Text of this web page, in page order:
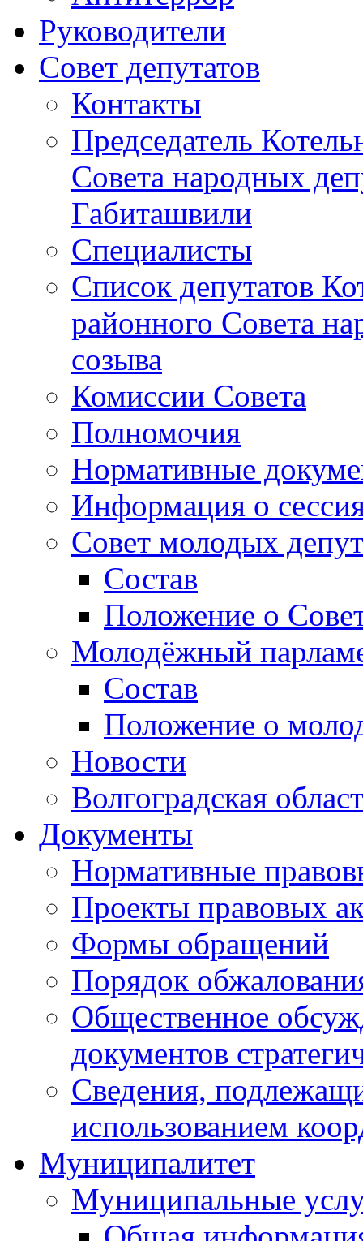
Руководители
Совет депутатов
Контакты
Председатель
Совета народных
Габиташвили
Специалисты
Список депутатов
районного Совета
созыва
Комиссии Совета
Полномочия
Нормативные
Информация о
Совет молодых
Состав
Положение о
Молодёжный
Состав
Положение о
Новости
Волгоградская
Документы
Нормативные
Проекты правовых
Формы обращений
Порядок
Общественное
документов
Сведения,
использованием
Муниципалитет
Муниципальные